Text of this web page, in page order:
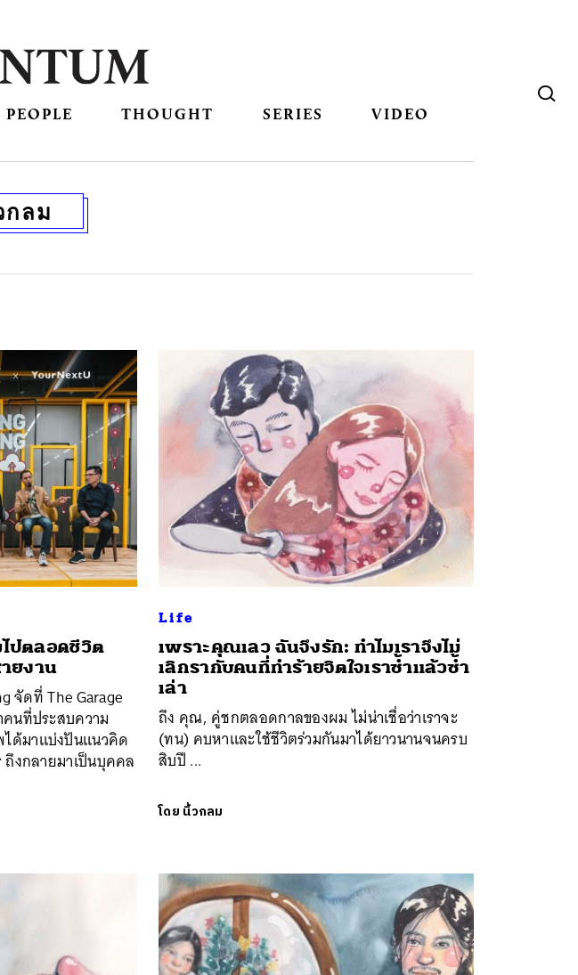
PEOPLE THOUGHT SERIES VIDEO
กลม
ปตลอดชีวิต
ยงาน
จัดที่ The Garage
คนที่ประสบความ
ได้มาแบ่งปันแนวคิด
ถึงกลายมาเป็นบุคคล
Life
เพราะคุณเลว ฉันจึงรัก: ทำไมเราจึงไม่
เลิกรากับคนที่ทำร้ายจิตใจเราซ้ำแล้วซ้ำ
เล่า
ถึง คุณ, คู่ชกตลอดกาลของผม ไม่น่าเชื่อว่าเราจะ
(ทน) คบหาและใช้ชีวิตร่วมกันมาได้ยาวนานจนครบ
สิบปี ...
โดย นิ้วกลม